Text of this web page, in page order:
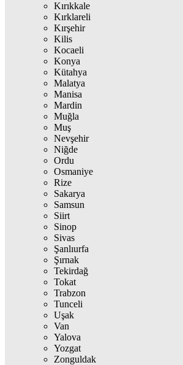
Kırıkkale
Kırklareli
Kırşehir
Kilis
Kocaeli
Konya
Kütahya
Malatya
Manisa
Mardin
Muğla
Muş
Nevşehir
Niğde
Ordu
Osmaniye
Rize
Sakarya
Samsun
Siirt
Sinop
Sivas
Şanlıurfa
Şırnak
Tekirdağ
Tokat
Trabzon
Tunceli
Uşak
Van
Yalova
Yozgat
Zonguldak